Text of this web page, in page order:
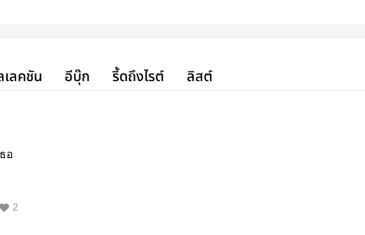
ลคชัน อีบุ๊ก รี้ดถึงไรต์ ลิสต์
อ
2